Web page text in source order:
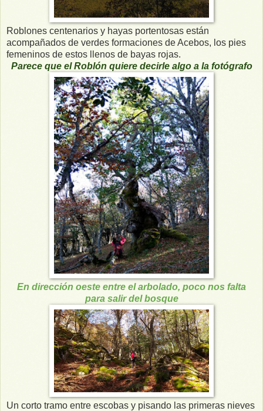
Roblones centenarios y hayas portentosas están
acompañados de verdes formaciones de Acebos, los pies
femeninos de estos llenos de bayas rojas.
Parece que el Roblón quiere decirle algo a la fotógrafo
En dirección oeste entre el arbolado, poco nos falta
para salir del bosque
Un corto tramo entre escobas y pisando las primeras nieves